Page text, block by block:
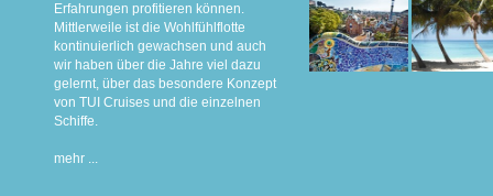
Erfahrungen profitieren können.
Mittlerweile ist die Wohlfühlflotte
kontinuierlich gewachsen und auch
wir haben über die Jahre viel dazu
gelernt, über das besondere Konzept
von TUI Cruises und die einzelnen
Schiffe.
mehr ...